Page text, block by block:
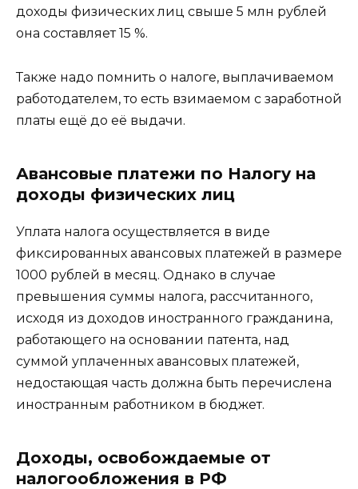
доходы физических лиц свыше 5 млн рублей
она составляет 15 %.
Также надо помнить о налоге, выплачиваемом
работодателем, то есть взимаемом с заработной
платы ещё до её выдачи.
Авансовые платежи по Налогу на
доходы физических лиц
Уплата налога осуществляется в виде
фиксированных авансовых платежей в размере
1000 рублей в месяц. Однако в случае
превышения суммы налога, рассчитанного,
исходя из доходов иностранного гражданина,
работающего на основании патента, над
суммой уплаченных авансовых платежей,
недостающая часть должна быть перечислена
иностранным работником в бюджет.
Доходы, освобождаемые от
налогообложения в РФ